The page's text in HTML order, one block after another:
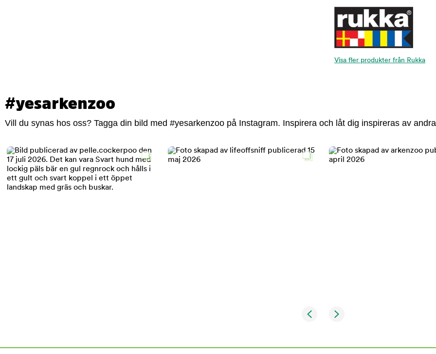
Visa fler produkter från Rukka
#yesarkenzoo
Vill du synas hos oss? Tagga din bild med #yesarkenzoo på Instagram. Inspirera och låt dig inspireras av